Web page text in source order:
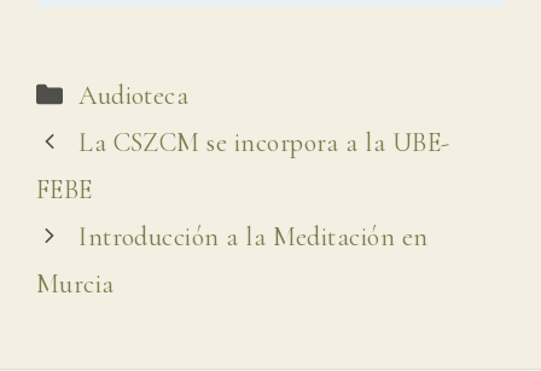
Categorías
Audioteca
La CSZCM se incorpora a la UBE-
FEBE
Introducción a la Meditación en
Murcia